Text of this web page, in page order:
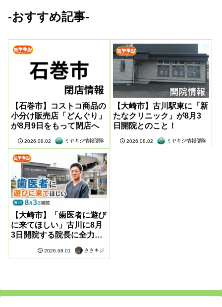
-おすすめ記事-
【石巻市】コストコ商品の
小分け販売店「どんぐり」
が8月9日をもって閉店へ
2026.08.02 ミヤキジ情報部隊
【大崎市】古川駅東に「新
たなクリニック」が8月3
日開院とのこと！
2026.08.02 ミヤキジ情報部隊
【大崎市】「歯医者に遊び
に来てほしい」古川に8月
3日開院する院長に全力取
2026.08.01 ささキジ